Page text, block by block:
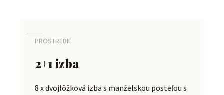
PROSTREDIE
2+1 izba
8 x dvojlôžková izba s manželskou posteľou s